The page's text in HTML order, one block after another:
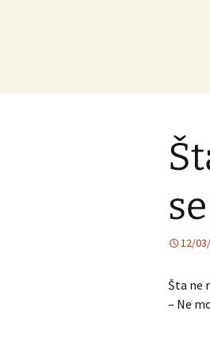
12/
Šta ne
– Ne